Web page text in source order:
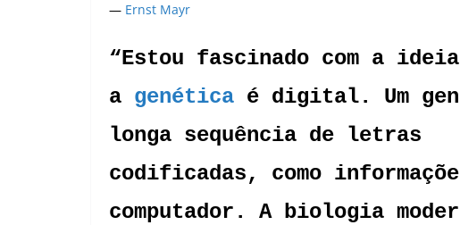
— Ernst Mayr
“Estou fascinado com a
a genética é digital. Um
longa sequência de letras
codificadas, como
computador. A biologia